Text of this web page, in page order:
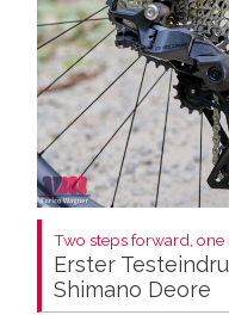
Two steps forward, one
Erster
Shimano Deore